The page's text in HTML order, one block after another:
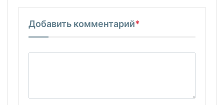
Добавить комментарий*